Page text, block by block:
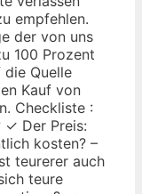
empfehlen.
der von uns
100 Prozent
die Quelle
Kauf von
Checkliste :
✓ Der Preis:
kosten? –
teurerer auch
teure